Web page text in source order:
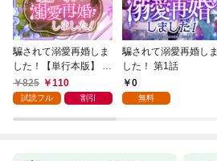
騙されて溺愛再婚しま
した！【単行本版】 1
巻825 110
試読フル 割引
騙されて溺愛再婚しま
した！ 第1話
0
無料